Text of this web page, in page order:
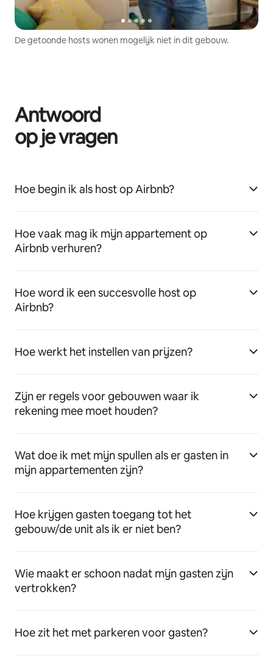
De getoonde hosts wonen mogelijk niet in dit gebouw.
Antwoord
op je vragen
Hoe begin ik als host op Airbnb?
Hoe vaak mag ik mijn appartement op
Airbnb verhuren?
Hoe word ik een succesvolle host op
Airbnb?
Hoe werkt het instellen van prijzen?
Zijn er regels voor gebouwen waar ik
rekening mee moet houden?
Wat doe ik met mijn spullen als er gasten in
mijn appartementen zijn?
Hoe krijgen gasten toegang tot het
gebouw/de unit als ik er niet ben?
Wie maakt er schoon nadat mijn gasten zijn
vertrokken?
Hoe zit het met parkeren voor gasten?